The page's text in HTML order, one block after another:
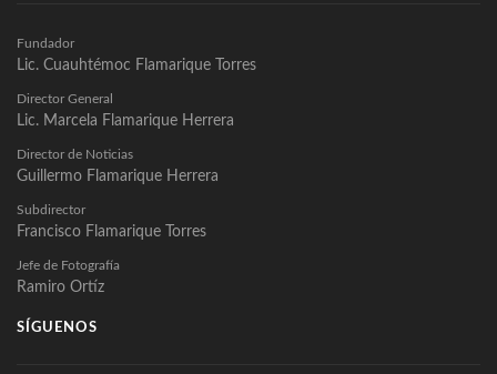
Fundador
Lic. Cuauhtémoc Flamarique Torres
Director General
Lic. Marcela Flamarique Herrera
Director de Noticias
Guillermo Flamarique Herrera
Subdirector
Francisco Flamarique Torres
Jefe de Fotografía
Ramiro Ortíz
SÍGUENOS